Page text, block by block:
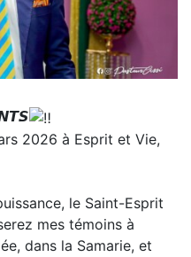
2026 à Esprit et Vie,
le Saint-Esprit
mes témoins à
dans la Samarie, et